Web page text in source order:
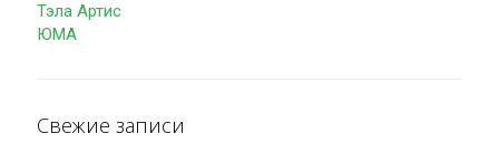
Тэла Артис
ЮМА
Свежие записи